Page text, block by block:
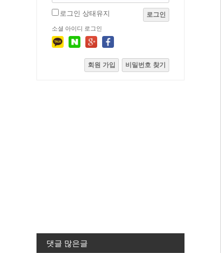
로그인 상태유지 로그인
소셜 아이디 로그인
회원 가입 비밀번호 찾기
댓글 많은글